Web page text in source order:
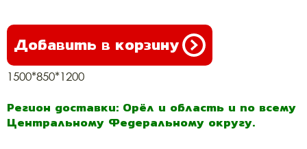
Добавить в корзину
1500*850*1200
Регион доставки: Орёл и область и по всему
Центральному Федеральному округу.